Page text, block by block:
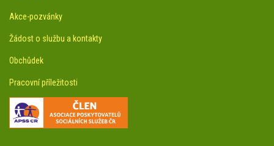
Akce-pozvánky
Žádost o službu a kontakty
Obchůdek
Pracovní příležitosti